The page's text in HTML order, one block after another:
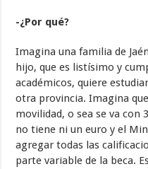
-¿Por qué?
Imagina una familia de
hijo, que es listísimo y
académicos, quiere
otra provincia. Imagina
movilidad, o sea se va con
no tiene ni un euro y el
agregar todas las
parte variable de la beca.